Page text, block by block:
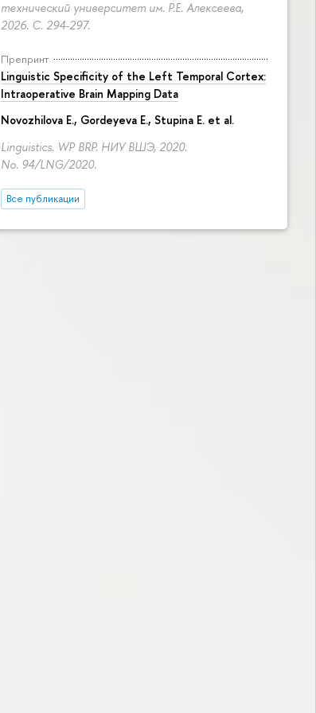
технический университет им. Р.Е. Алексеева,
2026. С. 294-297.
Препринт
Linguistic Specificity of the Left Temporal Cortex:
Intraoperative Brain Mapping Data
Novozhilova E., Gordeyeva E., Stupina E. et al.
Linguistics. WP BRP. НИУ ВШЭ, 2020.
No. 94/LNG/2020.
Все публикации